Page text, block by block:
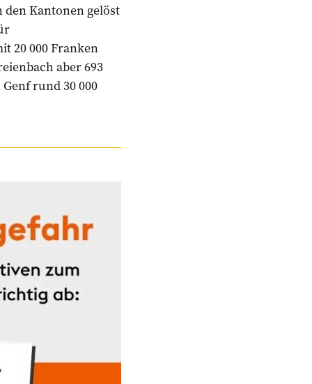
Kantonen gelöst
20 000 Franken
aber 693
rund 30 000